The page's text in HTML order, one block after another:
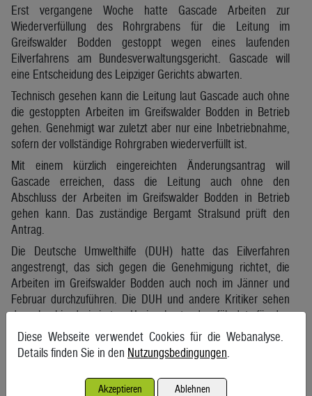
Erst vergangene Woche hatte Gascade Arbeiten zur
Wiederverfüllung des Rohrgrabens für die Leitung im
Greifswalder Bodden gestoppt wegen eines laufenden
Eilverfahrens am Bundesverwaltungsgericht. Gascade will
eine Entscheidung des Leipziger Gerichts abwarten.
Technisch gesehen kann die Leitung laut Gascade auch ohne
die gestoppten Arbeiten im Greifswalder Bodden in Betrieb
gehen. Genehmigt war zuletzt aber nur eine Inbetriebnahme,
sofern der vollständige Rohrgraben wiederverfüllt ist.
Mit einem kürzlich eingereichten Änderungsantrag will
Gascade erreichen, dass die Leitung auch ohne den
Abschluss der Arbeiten im Greifswalder Bodden in Betrieb
gehen kann. Das zuständige Bergamt Stralsund prüft den
Antrag.
Die Deutsche Umwelthilfe (DUH) hatte das Eilverfahren
angestrengt, das sich gegen die Genehmigung richtet, die
Arbeiten im Greifswalder Bodden auch noch im Jänner und
Februar durchzuführen. Die DUH und andere Kritiker sehen
den ohnehin dezimierten Heringsbestand gefährdet, für den
der Greifswalder Bodden als Kinderstube gilt und dessen
Laichzeit bevorsteht. Gascade war wetterbedingt mit den
Arbeiten in Verzug geraten und deshalb nicht wie eigentlich
geplant bis Ende 2023 mit den dortigen Arbeiten fertig
Diese Webseite verwendet Cookies für die Webanalyse.
Details finden Sie in den Nutzungsbedingungen.
Akzeptieren Ablehnen